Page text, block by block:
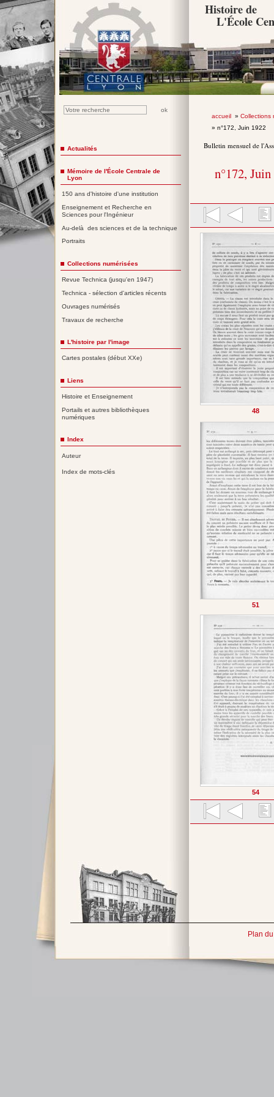
Histoire de
L'École
accueil» Collections
» n°172, Juin 1922
Bulletin mensuel de
n°172,
48
51
54
Actualités
Mémoire de l'École Centrale de
Lyon
150 ans d'histoire d'une institution
Enseignement et Recherche en
Sciences pour l'Ingénieur
Au-delà des sciences et de la technique
Portraits
Collections numérisées
Revue Technica (jusqu'en 1947)
Technica - sélection d'articles récents
Ouvrages numérisés
Travaux de recherche
L'histoire par l'image
Cartes postales (début XXe)
Liens
Histoire et Enseignement
Portails et autres bibliothèques
numériques
Index
Auteur
Index de mots-clés
Plan